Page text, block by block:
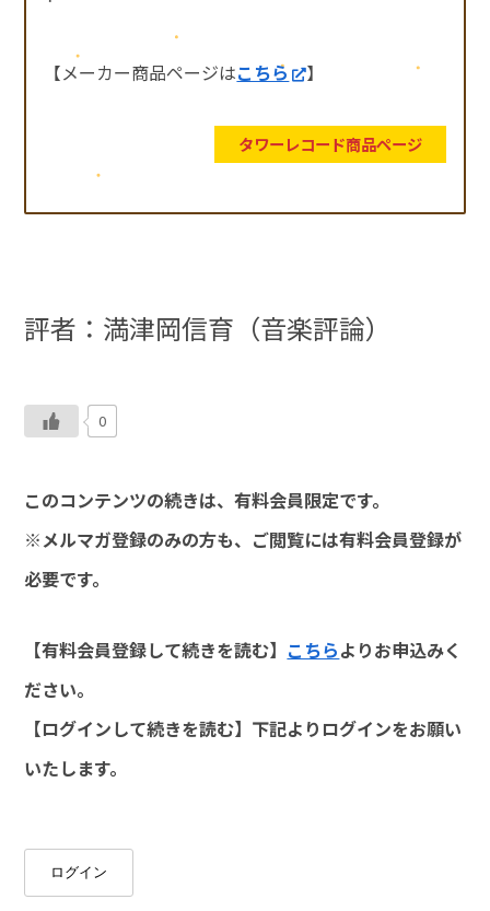
【メーカー商品ページはこちら 】
タワーレコード商品ページ
評者：満津岡信育（音楽評論）
0
このコンテンツの続きは、有料会員限定です。
※メルマガ登録のみの方も、ご閲覧には有料会員登録が
必要です。
【有料会員登録して続きを読む】 こちらよりお申込みく
ださい。
【ログインして続きを読む】下記よりログインをお願い
いたします。
ログイン